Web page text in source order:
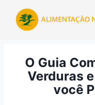
para
O Guia
Verduras
você